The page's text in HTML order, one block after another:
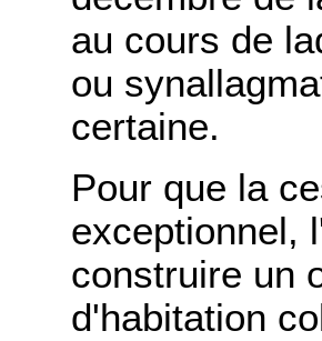
au cours de
ou
certaine.
Pour que la
exceptionnel,
construire un
d'habitation